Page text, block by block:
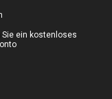
Sie ein kostenloses